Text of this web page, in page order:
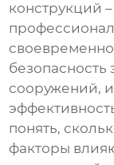
конструкций
сооружений,
понять,
факторы